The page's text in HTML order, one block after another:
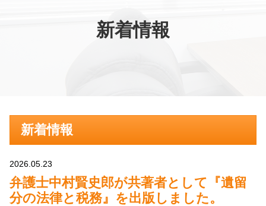
新着情報
新着情報
2026.05.23
弁護士中村賢史郎が共著者として『遺留
分の法律と税務』を出版しました。